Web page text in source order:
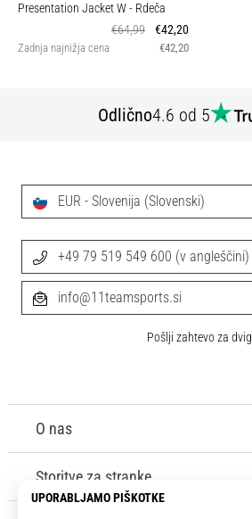
Presentation Jacket W- Rdeča
€64,99
€42,20
Zadnja najnižja cena €42,20
Odlično4.6 od 5
O nas
Storitve za stranke
EUR - Slovenija (Slovenski)
+49 79 519 549 600 (v angleščini)
info@11teamsports.si
Pošlji zahtevo za dvig